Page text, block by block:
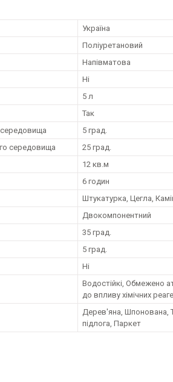
Україна
Поліуретановий
Напівматова
Ні
5 л
Так
5 град.
середовища
25 град.
12 кв.м
6 годин
Штукатурка, Цегла,
Двокомпонентний
35 град.
5 град.
Ні
Водостійкі, Обмежено
до впливу хімічних
Дерев'яна, Шпонована,
підлога, Паркет